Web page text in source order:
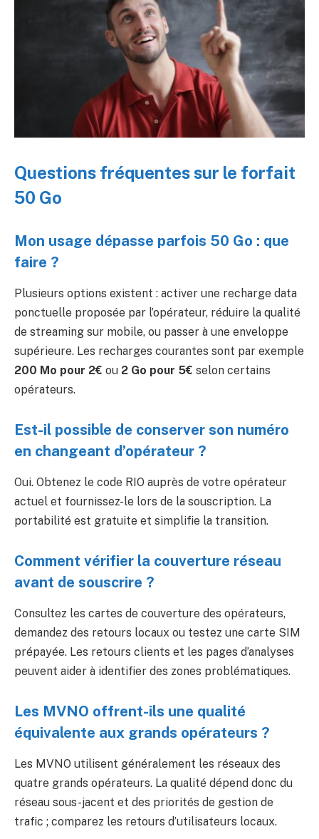
Questions fréquentes sur le forfait
50 Go
Mon usage dépasse parfois 50 Go : que
faire ?
Plusieurs options existent : activer une recharge data
ponctuelle proposée par l’opérateur, réduire la qualité
de streaming sur mobile, ou passer à une enveloppe
supérieure. Les recharges courantes sont par exemple
200 Mo pour 2€ ou 2 Go pour 5€ selon certains
opérateurs.
Est-il possible de conserver son numéro
en changeant d’opérateur ?
Oui. Obtenez le code RIO auprès de votre opérateur
actuel et fournissez-le lors de la souscription. La
portabilité est gratuite et simplifie la transition.
Comment vérifier la couverture réseau
avant de souscrire ?
Consultez les cartes de couverture des opérateurs,
demandez des retours locaux ou testez une carte SIM
prépayée. Les retours clients et les pages d’analyses
peuvent aider à identifier des zones problématiques.
Les MVNO offrent-ils une qualité
équivalente aux grands opérateurs ?
Les MVNO utilisent généralement les réseaux des
quatre grands opérateurs. La qualité dépend donc du
réseau sous-jacent et des priorités de gestion de
trafic ; comparez les retours d’utilisateurs locaux.